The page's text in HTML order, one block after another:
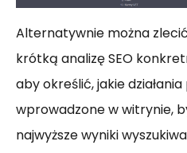
Alternatywnie można
krótką analizę SEO
aby określić, jakie
wprowadzone w witrynie,
najwyższe wyniki